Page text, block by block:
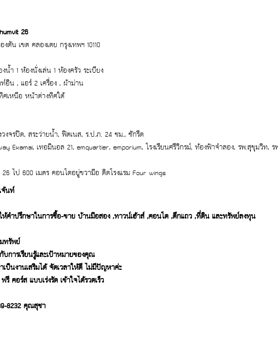
26
น เขต คลองเตย กรุงเทพฯ 10110
ำ 1 ห้องนั่งเล่น 1 ห้องครัว ระเบียง
อิน , แอร์ 2 เครื่อง , ผ้าม่าน
เหนือ หน้าต่างทิศใต้
งจรปิด, สระว่ายน้ำ, ฟิตเนส, ร.ป.ภ. 24 ชม., ซักรีด
Ekamai, เทอมินอล 21, emquartier, emporium, โรงเรียนศรีวิกรม์, ท้องฟ้าจำลอง, รพ.สุขุมวิท,
ไป 600 เมตร คอนโดอยู่ขวามือ ติดโรงแรม Four wings
จ้นท์
คำปรึกษาในการซื้อ-ขาย บ้านมือสอง ,ทาวน์เฮ้าส์ ,คอนโด ,ตึกแถว ,ที่ดิน และทรัพย์ลงทุน
ทรัพย์
การเรียนรู้และเป้าหมายของคุณ
ป็นงานเสริมได้ จัดเวลาให้ดี ไม่มีปัญหาค่ะ
คอร์ส แบบเร่งรัด เข้าใจได้รวดเร็ว
8232 คุณสุชา